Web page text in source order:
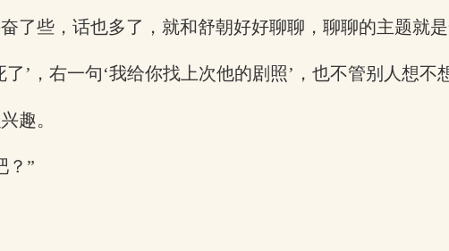
了些，话也多了，就和舒朝好好聊聊，聊聊的主题就是
’，右一句‘我给你找上次他的剧照’，也不管别人想不
趣。
？”